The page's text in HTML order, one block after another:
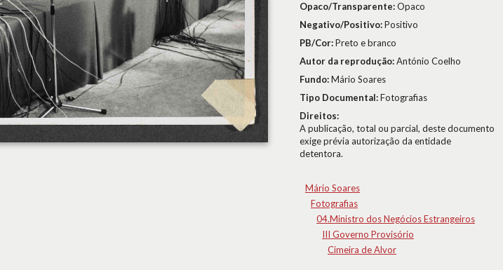
Opaco/Transparente:Opaco
Negativo/Positivo:Positivo
PB/Cor:Preto e branco
Autor da reprodução:António Coelho
Fundo:Mário Soares
Tipo Documental:Fotografias
Direitos:
A publicação, total ou parcial, deste documento
exige prévia autorização da entidade
detentora.
Mário Soares
Fotografias
04.Ministro dos Negócios Estrangeiros
III Governo Provisório
Cimeira de Alvor